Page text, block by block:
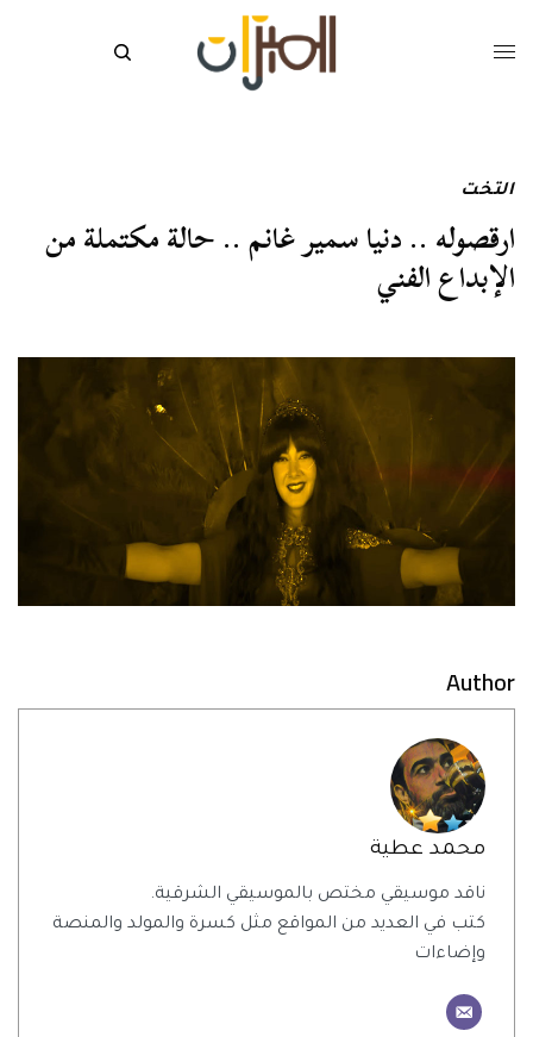
التخت
ارقصوله .. دنيا سمير غانم .. حالة مكتملة من
الإبداع الفني
Author
محمد عطية
ناقد موسيقي مختص بالموسيقي الشرقية.
كتب في العديد من المواقع مثل كسرة والمولد والمنصة
وإضاءات